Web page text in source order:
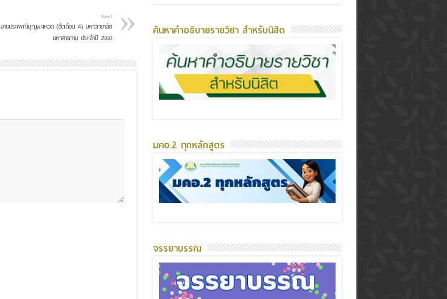
Next
งานประเพณีบุญผะเหวด (ฮีตเดือน 4) มหาวิทยาลัย
มหาสารคาม ประจำปี 2560
ค้นหาคำอธิบายรายวิชา สำหรับนิสิต
มคอ.2 ทุกหลักสูตร
จรรยาบรรณ